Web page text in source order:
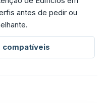
antes de pedir ou